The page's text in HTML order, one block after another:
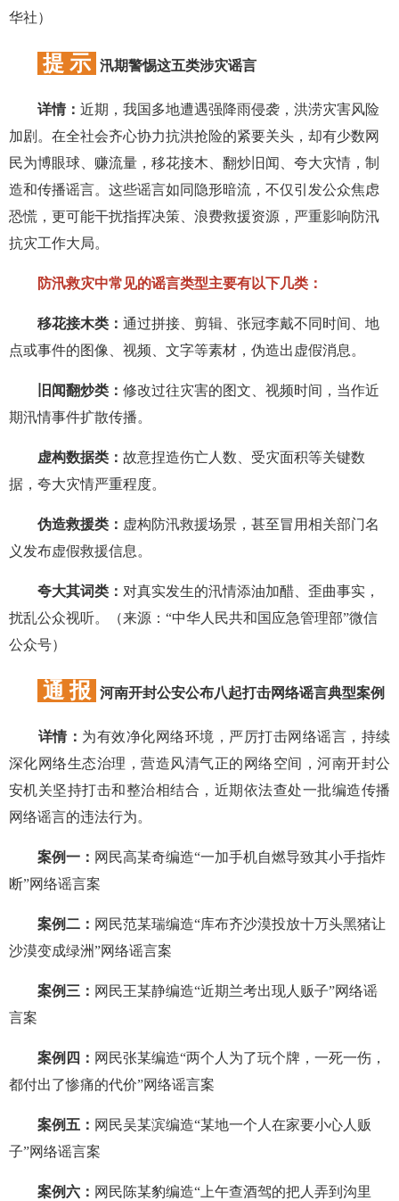
华社）
提 示 汛期警惕这五类涉灾谣言
详情： 近期，我国多地遭遇强降雨侵袭，洪涝灾害风险
加剧。在全社会齐心协力抗洪抢险的紧要关头，却有少数网
民为博眼球、赚流量，移花接木、翻炒旧闻、夸大灾情，制
造和传播谣言。这些谣言如同隐形暗流，不仅引发公众焦虑
恐慌，更可能干扰指挥决策、浪费救援资源，严重影响防汛
抗灾工作大局。
防汛救灾中常见的谣言类型主要有以下几类：
移花接木类： 通过拼接、剪辑、张冠李戴不同时间、地
点或事件的图像、视频、文字等素材，伪造出虚假消息。
旧闻翻炒类： 修改过往灾害的图文、视频时间，当作近
期汛情事件扩散传播。
虚构数据类： 故意捏造伤亡人数、受灾面积等关键数
据，夸大灾情严重程度。
伪造救援类： 虚构防汛救援场景，甚至冒用相关部门名
义发布虚假救援信息。
夸大其词类： 对真实发生的汛情添油加醋、歪曲事实，
扰乱公众视听。（来源：“中华人民共和国应急管理部”微信
公众号）
通 报 河南开封公安公布八起打击网络谣言典型案例
详情： 为有效净化网络环境，严厉打击网络谣言，持续
深化网络生态治理，营造风清气正的网络空间，河南开封公
安机关坚持打击和整治相结合，近期依法查处一批编造传播
网络谣言的违法行为。
案例一： 网民高某奇编造“一加手机自燃导致其小手指炸
断”网络谣言案
案例二： 网民范某瑞编造“库布齐沙漠投放十万头黑猪让
沙漠变成绿洲”网络谣言案
案例三： 网民王某静编造“近期兰考出现人贩子”网络谣
言案
案例四： 网民张某编造“两个人为了玩个牌，一死一伤，
都付出了惨痛的代价”网络谣言案
案例五： 网民吴某滨编造“某地一个人在家要小心人贩
子”网络谣言案
案例六： 网民陈某豹编造“上午查酒驾的把人弄到沟里